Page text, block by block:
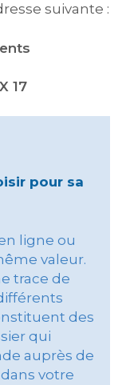
suivante :
17
pour sa
ligne ou
valeur.
trace de
des
qui
auprès de
votre